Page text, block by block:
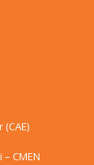
CMEN